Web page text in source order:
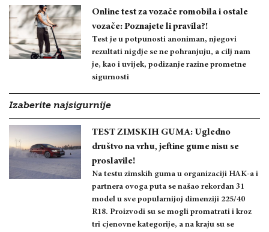
Online test za vozače romobila i ostale
vozače: Poznajete li pravila?!
Test je u potpunosti anoniman, njegovi
rezultati nigdje se ne pohranjuju, a cilj nam
je, kao i uvijek, podizanje razine prometne
sigurnosti
Izaberite najsigurnije
TEST ZIMSKIH GUMA: Ugledno
društvo na vrhu, jeftine gume nisu se
proslavile!
Na testu zimskih guma u organizaciji HAK-a i
partnera ovoga puta se našao rekordan 31
model u sve popularnijoj dimenziji 225/40
R18. Proizvodi su se mogli promatrati i kroz
tri cjenovne kategorije, a na kraju su se